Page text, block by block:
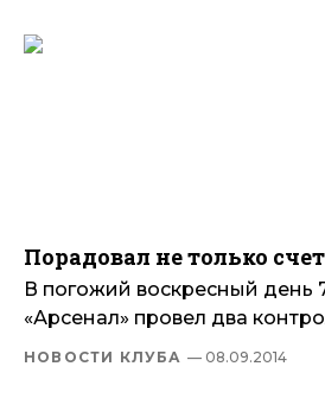
Порадовал не только счет
В погожий воскресный день
«Арсенал» провел два
НОВОСТИ КЛУБА — 08.09.2014